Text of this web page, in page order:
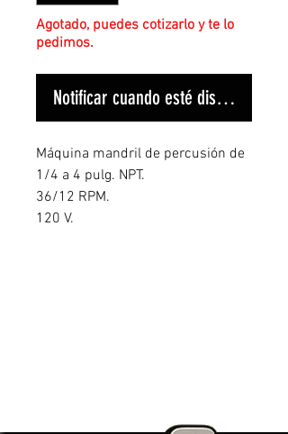
Agotado, puedes cotizarlo y te lo
pedimos.
Notificar cuando esté disponible
Máquina mandril de percusión de
1/4 a 4 pulg. NPT.
36/12 RPM.
120 V.